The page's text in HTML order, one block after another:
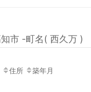
市 -町名( 西久万 )
住所 築年月